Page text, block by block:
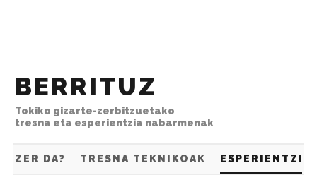
BERRITUZ
Tokiko gizarte-zerbitzuetako
tresna eta esperientzia nabarmenak
ZER DA? TRESNA TEKNIKOAK